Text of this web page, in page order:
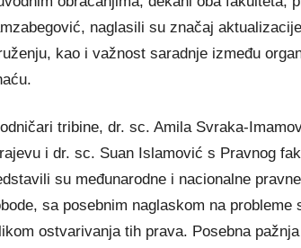
naglasili su značaj
kao i važnost saradnje između
tribine, dr. sc. Amila Svraka-
i dr. sc. Suan Islamović s Pravnog
su međunarodne i nacionalne
sa posebnim naglaskom na
ostvarivanja tih prava. Posebna